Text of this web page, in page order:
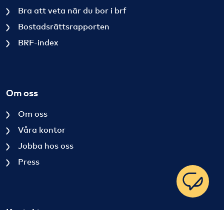
Bra att veta när du bor i brf
Bostadsrättsrapporten
BRF-index
Om oss
Om oss
Våra kontor
Jobba hos oss
Press